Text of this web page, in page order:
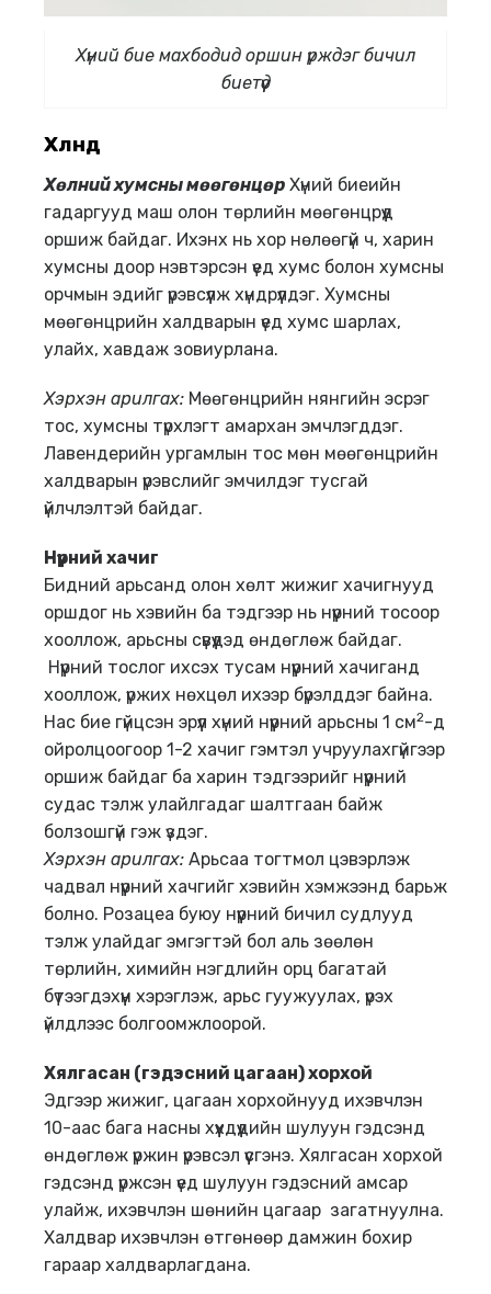
Хүний бие махбодид оршин үрждэг бичил
биетүүд
Хөлөнд
Хөлний хумснымөөгөнцөр Хүний биеийн
гадаргууд маш олон төрлийн мөөгөнцрүүд
оршиж байдаг. Ихэнх нь хор нөлөөгүй ч, харин
хумсны доор нэвтэрсэн үед хумс болон хумсны
орчмын эдийг үрэвсүүлж хүндрүүлдэг. Хумсны
мөөгөнцрийн халдварын үед хумс шарлах,
улайх, хавдаж зовиурлана.
Хэрхэн арилгах: Мөөгөнцрийн нянгийн эсрэг
тос, хумсны түрхлэгт амархан эмчлэгддэг.
Лавендерийн ургамлын тос мөн мөөгөнцрийн
халдварын үрэвслийг эмчилдэг тусгай
үйлчлэлтэй байдаг.
Нүүрний хачиг
Бидний арьсанд олон хөлт жижиг хачигнууд
оршдог нь хэвийн ба тэдгээр нь нүүрний тосоор
хооллож, арьсны сүвүүдэд өндөглөж байдаг.
Нүүрний тослог ихсэх тусам нүүрний хачиганд
хооллож, үржих нөхцөл ихээр бүрэлддэг байна.
Нас бие гүйцсэн эрүүл хүний нүүрний арьсны 1 см2-д
ойролцоогоор 1-2 хачиг гэмтэл учруулахгүйгээр
оршиж байдаг ба харин тэдгээрийг нүүрний
судас тэлж улайлгадаг шалтгаан байж
болзошгүй гэж үздэг.
Хэрхэн арилгах: Арьсаа тогтмол цэвэрлэж
чадвал нүүрний хачгийг хэвийн хэмжээнд барьж
болно. Розацеа буюу нүүрний бичил судлууд
тэлж улайдаг эмгэгтэй бол аль зөөлөн
төрлийн, химийн нэгдлийн орц багатай
бүтээгдэхүүн хэрэглэж, арьс гуужуулах, үрэх
үйлдлээс болгоомжлоорой.
Хялгасан (гэдэсний цагаан)хорхой
Эдгээр жижиг, цагаан хорхойнууд ихэвчлэн
10-аас бага насны хүүхдүүдийн шулуун гэдсэнд
өндөглөж үржин үрэвсэл үүсгэнэ. Хялгасан хорхой
гэдсэнд үржсэн үед шулуун гэдэсний амсар
улайж, ихэвчлэн шөнийн цагаар загатнуулна.
Халдвар ихэвчлэн өтгөнөөр дамжин бохир
гараар халдварлагдана.